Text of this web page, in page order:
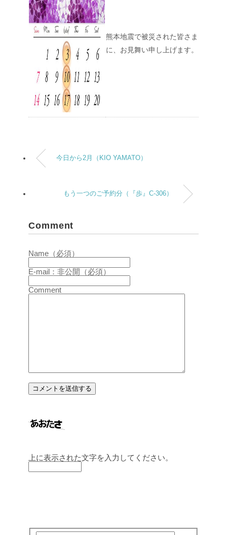
熊本地震で被災された皆さま
に、お見舞い申し上げます。
今日から2月（KIO YAMATO）
もう一つのご予約分（『歩』C-306）
Comment
Name（必須）
E-mail：非公開（必須）
Comment
上に表示された文字を入力してください。